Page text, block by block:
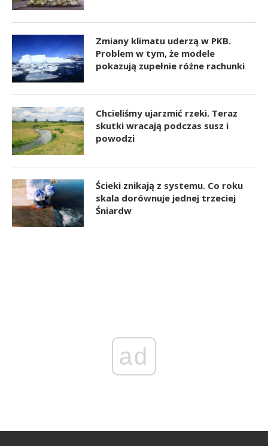
Zmiany klimatu uderzą w PKB.
Problem w tym, że modele
pokazują zupełnie różne rachunki
Chcieliśmy ujarzmić rzeki. Teraz
skutki wracają podczas susz i
powodzi
Ścieki znikają z systemu. Co roku
skala dorównuje jednej trzeciej
Śniardw
ad